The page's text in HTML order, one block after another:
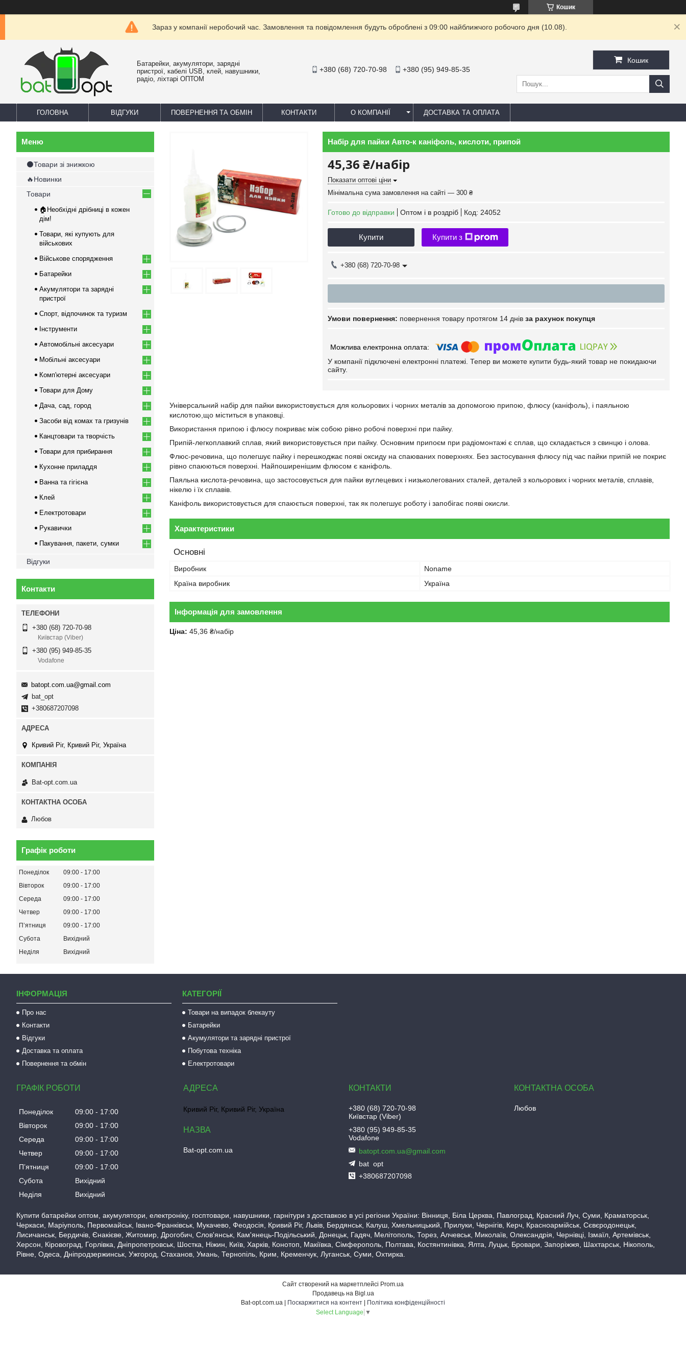
Кошик
Зараз у компанії неробочий час. Замовлення та повідомлення будуть оброблені з 09:00 найближчого робочого дня (10.08).
Батарейки, акумулятори, зарядні
пристрої, кабелі USB, клей, навушники,
радіо, ліхтарі ОПТОМ
+380 (68) 720-70-98 +380 (95) 949-85-35
Кошик
ГОЛОВНА ВІДГУКИ ПОВЕРНЕННЯ ТА ОБМІН КОНТАКТИ О КОМПАНІЇ ДОСТАВКА ТА ОПЛАТА
Набір для пайки Авто-к каніфоль, кислоти, припой
45,36 ₴/набір
Показати оптові ціни
Мінімальна сума замовлення на сайті — 300 ₴
Готово до відправки Оптом і в роздріб Код: 24052
Купити Купити з
+380 (68) 720-70-98
повернення товару протягом 14 днів за рахунок покупця
У компанії підключені електронні платежі. Тепер ви можете купити будь-який товар не покидаючи
сайту.
Універсальний набір для пайки використовується для кольорових і чорних металів за допомогою припою, флюсу (каніфоль), і паяльною
кислотою,що міститься в упаковці.
Використання припою і флюсу покриває між собою рівно робочі поверхні при пайку.
Припій-легкоплавкий сплав, який використовується при пайку. Основним припоєм при радіомонтажі є сплав, що складається з свинцю і олова.
Флюс-речовина, що полегшує пайку і перешкоджає появі оксиду на спаюваних поверхнях. Без застосування флюсу під час пайки припій не покриє
рівно спаюються поверхні. Найпоширенішим флюсом є каніфоль.
Паяльна кислота-речовина, що застосовується для пайки вуглецевих і низьколегованих сталей, деталей з кольорових і чорних металів, сплавів,
нікелю і їх сплавів.
Каніфоль використовується для спаюється поверхні, так як полегшує роботу і запобігає появі окисли.
Характеристики
Основні
Виробник
Noname
Країна виробник
Україна
Інформація для замовлення
Ціна: 45,36 ₴/набір
⚫Товари зі знижкою
🔥Новинки
Товари
🏠Необхідні дрібниці в кожен
дім!
Товари, які купують для
військових
Військове спорядження
Батарейки
Акумулятори та зарядні
пристрої
Спорт, відпочинок та туризм
Інструменти
Автомобільні аксесуари
Мобільні аксесуари
Комп'ютерні аксесуари
Товари для Дому
Дача, сад, город
Засоби від комах та гризунів
Канцтовари та творчість
Товари для прибирання
Кухонне приладдя
Ванна та гігієна
Клей
Електротовари
Рукавички
Пакування, пакети, сумки
Відгуки
Контакти
+380 (68) 720-70-98
Київстар (Viber)
+380 (95) 949-85-35
Vodafone
batopt.com.ua@gmail.com
bat_opt
+380687207098
Кривий Ріг, Кривий Ріг, Україна
Bat-opt.com.ua
Любов
Графік роботи
Понеділок 09:00
17:00
Вівторок
09:00
17:00
Середа
09:00
17:00
Четвер
09:00
17:00
Пʼятниця
09:00
17:00
Субота
Вихідний
Неділя
Вихідний
ІНФОРМАЦІЯ
Про нас
Контакти
Відгуки
Доставка та оплата
Повернення та обмін
КАТЕГОРІЇ
Товари на випадок блекауту
Батарейки
Акумулятори та зарядні пристрої
Побутова техніка
Електротовари
ГРАФІК РОБОТИ
Понеділок 09:00
17:00
Вівторок
09:00
17:00
Середа
09:00
17:00
Четвер
09:00
17:00
Пʼятниця
09:00
17:00
Субота
Вихідний
Неділя
Вихідний
Кривий Ріг, Кривий Ріг, Україна
Bat-opt.com.ua
+380 (68) 720-70-98
Київстар (Viber)
+380 (95) 949-85-35
Vodafone
batopt.com.ua@gmail.com
bat_opt
+380687207098
Любов
Купити батарейки оптом, акумулятори, електроніку, госптовари, навушники, гарнітури з доставкою в усі регіони України: Вінниця, Біла Церква, Павлоград, Красний Луч, Суми, Краматорськ,
Черкаси, Маріуполь, Первомайськ, Івано-Франківськ, Мукачево, Феодосія, Кривий Ріг, Львів, Бердянськ, Калуш, Хмельницький, Прилуки, Чернігів, Керч, Красноармійськ, Сєвєродонецьк,
Лисичанськ, Бердичів, Єнакієве, Житомир, Дрогобич, Слов'янськ, Кам'янець-Подільський, Донецьк, Гадяч, Мелітополь, Торез, Алчевськ, Миколаїв, Олександрія, Чернівці, Ізмаїл, Артемівськ,
Херсон, Кіровоград, Горлівка, Дніпропетровськ, Шостка, Ніжин, Київ, Харків, Конотоп, Макіївка, Сімферополь, Полтава, Костянтинівка, Ялта, Луцьк, Бровари, Запоріжжя, Шахтарськ, Нікополь,
Рівне, Одеса, Дніпродзержинськ, Ужгород, Стаханов, Умань, Тернопіль, Крим, Кременчук, Луганськ, Суми, Охтирка.
Сайт створений на маркетплейсі Prom.ua
Продавець на Bigl.ua
Поскаржитися на контент
Політика конфіденційності
Select Language ▼